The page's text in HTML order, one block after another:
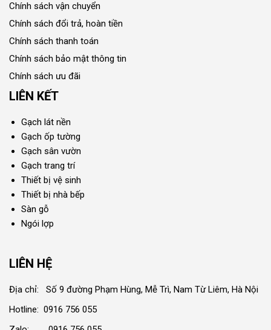
Chính sách vận chuyển
Chính sách đổi trả, hoàn tiền
Chính sách thanh toán
Chính sách bảo mật thông tin
Chính sách ưu đãi
LIÊN KẾT
Gạch lát nền
Gạch ốp tường
Gạch sân vườn
Gạch trang trí
Thiết bị vệ sinh
Thiết bị nhà bếp
Sàn gỗ
Ngói lợp
LIÊN HỆ
Địa chỉ: Số 9 đường Phạm Hùng, Mễ Trì, Nam Từ Liêm, Hà Nội
Hotline: 0916 756 055